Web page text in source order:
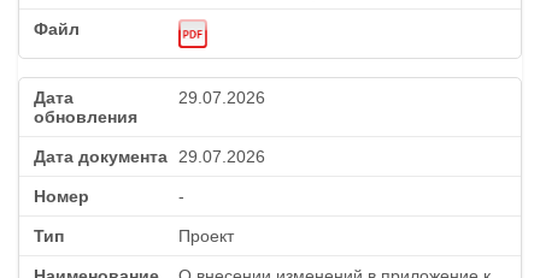
29.07.2026
29.07.2026
-
Проект